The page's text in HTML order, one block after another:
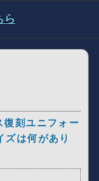
復刻ユニフォー
は何があり